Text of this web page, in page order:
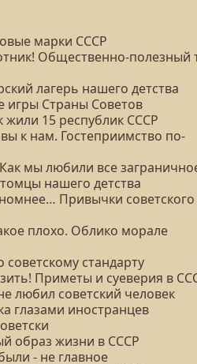
марки СССР
Общественно-полезный
лагерь нашего детства
игры Страны Советов
15 республик СССР
к нам. Гостеприимство по-
мы любили все
нашего детства
Привычки советского
плохо. Облико морале
стандарту
Приметы и суеверия в
любил советский человек
глазами иностранцев
образ жизни в СССР
- не главное